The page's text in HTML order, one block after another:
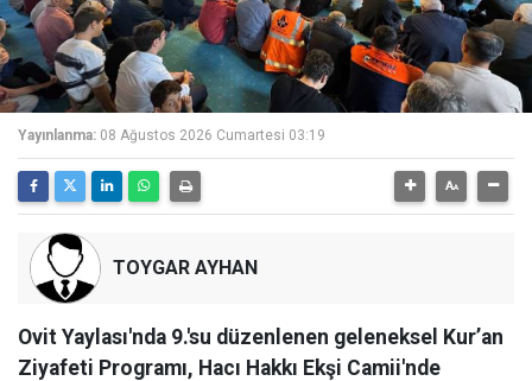
Yayınlanma: 08 Ağustos 2026 Cumartesi 03:19
TOYGAR AYHAN
Ovit Yaylası'nda 9.'su düzenlenen geleneksel Kur’an
Ziyafeti Programı, Hacı Hakkı Ekşi Camii'nde